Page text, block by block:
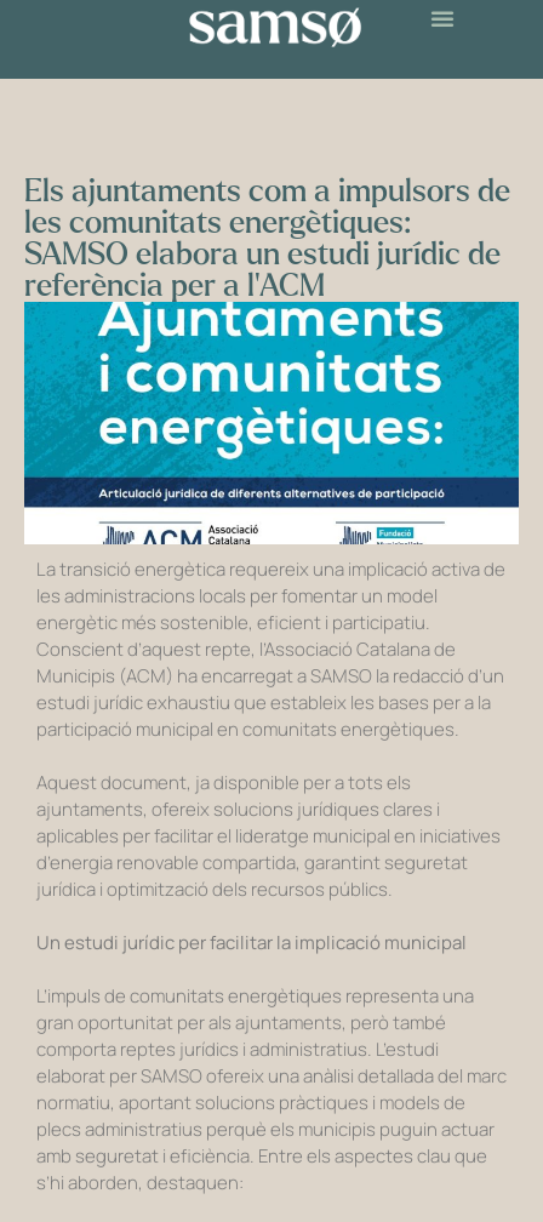
Els ajuntaments com a impulsors de
les comunitats energètiques:
SAMSO elabora un estudi jurídic de
referència per a l’ACM
La transició energètica requereix una implicació activa de
les administracions locals per fomentar un model
energètic més sostenible, eficient i participatiu.
Conscient d’aquest repte, l’Associació Catalana de
Municipis (ACM) ha encarregat a SAMSO la redacció d’un
estudi jurídic exhaustiu que estableix les bases per a la
participació municipal en comunitats energètiques.
Aquest document, ja disponible per a tots els
ajuntaments, ofereix solucions jurídiques clares i
aplicables per facilitar el lideratge municipal en iniciatives
d’energia renovable compartida, garantint seguretat
jurídica i optimització dels recursos públics.
Un estudi jurídic per facilitar la implicació municipal
L’impuls de comunitats energètiques representa una
gran oportunitat per als ajuntaments, però també
comporta reptes jurídics i administratius. L’estudi
elaborat per SAMSO ofereix una anàlisi detallada del marc
normatiu, aportant solucions pràctiques i models de
plecs administratius perquè els municipis puguin actuar
amb seguretat i eficiència. Entre els aspectes clau que
s’hi aborden, destaquen: